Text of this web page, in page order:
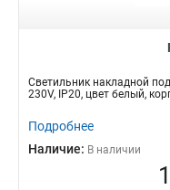
Светильник накладной под
230V, IP20, цвет белый,
Подробнее
Наличие: В наличии